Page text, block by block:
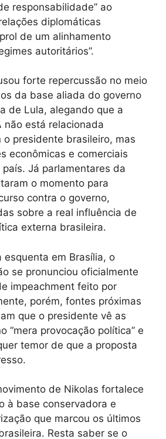
responsabilidade” ao
diplomáticas
de um alinhamento
autoritários”.
forte repercussão no meio
da base aliada do governo
de Lula, alegando que a
não está relacionada
o presidente brasileiro, mas
econômicas e comerciais
Já parlamentares da
o momento para
contra o governo,
sobre a real influência de
externa brasileira.
esquenta em Brasília, o
se pronunciou oficialmente
impeachment feito por
porém, fontes próximas
que o presidente vê as
“mera provocação política” e
temor de que a proposta
de Nikolas fortalece
à base conservadora e
que marcou os últimos
Resta saber se o